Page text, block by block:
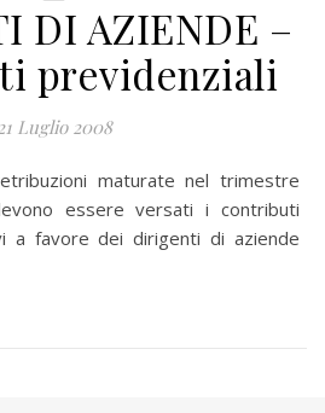
DI AZIENDE –
previdenziali
Luglio 2008
essere versati i contributi
a favore dei dirigenti di aziende